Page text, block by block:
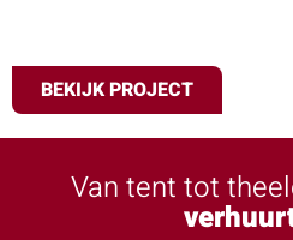
BEKIJK PROJECT
Van tent tot